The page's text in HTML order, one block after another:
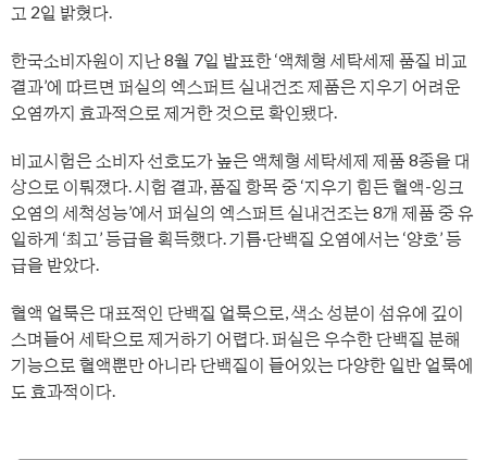
고 2일 밝혔다.
한국소비자원이 지난 8월 7일 발표한 ‘액체형 세탁세제 품질 비교
결과’에 따르면 퍼실의 엑스퍼트 실내건조 제품은 지우기 어려운
오염까지 효과적으로 제거한 것으로 확인됐다.
비교시험은 소비자 선호도가 높은 액체형 세탁세제 제품 8종을 대
상으로 이뤄졌다. 시험 결과, 품질 항목 중 ‘지우기 힘든 혈액-잉크
오염의 세척성능’에서 퍼실의 엑스퍼트 실내건조는 8개 제품 중 유
일하게 ‘최고’ 등급을 획득했다. 기름·단백질 오염에서는 ‘양호’ 등
급을 받았다.
혈액 얼룩은 대표적인 단백질 얼룩으로, 색소 성분이 섬유에 깊이
스며들어 세탁으로 제거하기 어렵다. 퍼실은 우수한 단백질 분해
기능으로 혈액뿐만 아니라 단백질이 들어있는 다양한 일반 얼룩에
도 효과적이다.